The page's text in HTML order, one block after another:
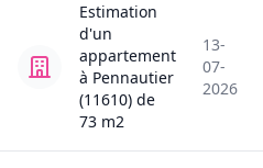
Estimation
d'un
appartement
à Pennautier
(11610) de
73 m2
13-
07-
2026